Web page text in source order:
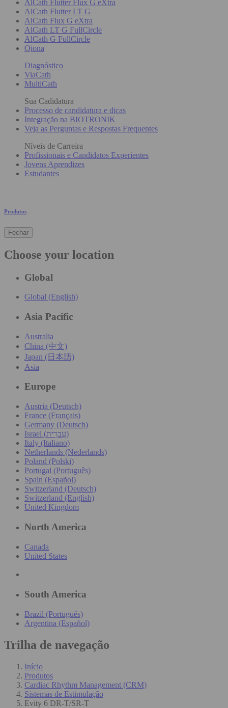
AlCath Flutter Flux G eXtra
AlCath Flutter LT G
AlCath Flux G eXtra
AlCath LT G FullCircle
AlCath G FullCircle
Qiona
Diagnóstico
ViaCath
MultiCath
Sua Cadidatura
Processo de candidatura e dicas
Integração na BIOTRONIK
Veja as Perguntas e Respostas Frequentes
Níveis de Carreira
Profissionais e Candidatos Experientes
Jovens Aprendizes
Estudantes
Produtos
Fechar
Choose your location
Global
Global (English)
Asia Pacific
Australia
China (中文)
Japan (日本語)
Asia
Europe
Austria (Deutsch)
France (Français)
Germany (Deutsch)
Israel (עִברִית)
Italy (Italiano)
Netherlands (Nederlands)
Poland (Polski)
Portugal (Português)
Spain (Español)
Switzerland (Deutsch)
Switzerland (English)
United Kingdom
North America
Canada
United States
South America
Brazil (Português)
Argentina (Español)
Trilha de navegação
Início
Produtos
Cardiac Rhythm Management (CRM)
Sistemas de Estimulação
Evity 6 DR-T/SR-T